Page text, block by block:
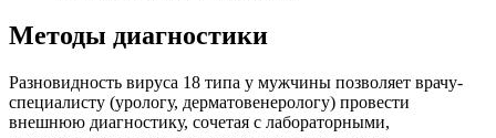
Методы диагностики
Разновидность вируса 18 типа у мужчины позволяет врачу-
специалисту (урологу, дерматовенерологу) провести
внешнюю диагностику, сочетая с лабораторными,